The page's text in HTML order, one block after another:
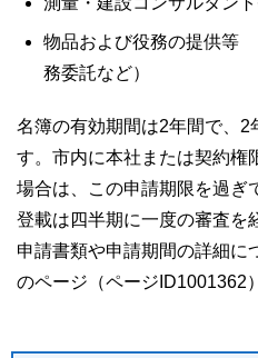
物品および役務の提供等
務委託など）
名簿の有効期間は2年間で、2
す。市内に本社または契約権
場合は、この申請期限を過ぎ
登載は四半期に一度の審査を
申請書類や申請期間の詳細に
のページ（ページID1001362